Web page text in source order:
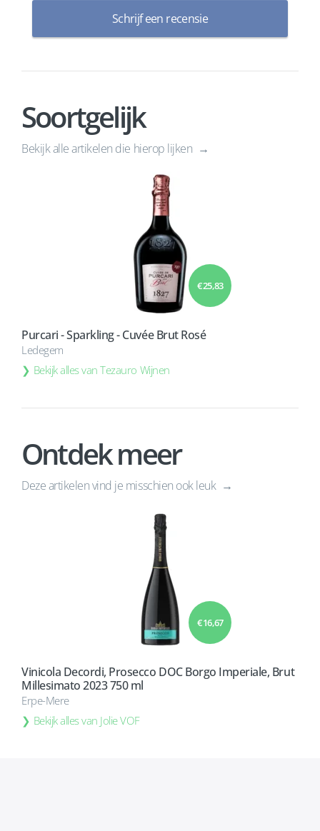
Schrijf een recensie
Soortgelijk
Bekijk alle artikelen die hierop lijken
€ 25,83
Purcari - Sparkling - Cuvée Brut Rosé
Ledegem
Bekijk alles van Tezauro Wijnen
€ 16,67
Vinicola Decordi, Prosecco DOC Borgo Imperiale, Brut
Millesimato 2023 750 ml
Erpe-Mere
Bekijk alles van Jolie VOF
Ontdek meer
Deze artikelen vind je misschien ook leuk